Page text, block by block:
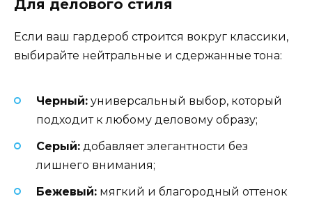
Для делового стиля
Если ваш гардероб строится вокруг классики,
выбирайте нейтральные и сдержанные тона:
Черный: универсальный выбор, который
подходит к любому деловому образу;
Серый: добавляет элегантности без
лишнего внимания;
Бежевый: мягкий и благородный оттенок